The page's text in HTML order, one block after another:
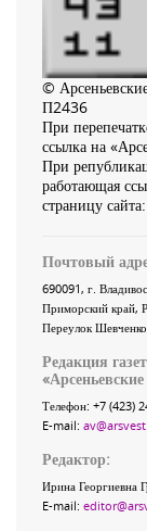
©
П2436
При
ссылка на
При
работающая
страницу сайта:
Почтовый
690091, г.
Приморский край,
Переулок Шевченко
Редакция
«
Телефон: +7 (423)
E-mail:
Редактор:
Ирина Георгиевна
E-mail: